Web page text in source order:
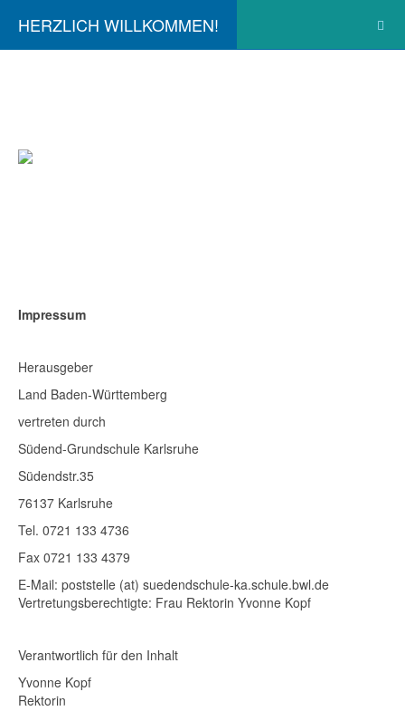
HERZLICH WILLKOMMEN!
Impressum
Herausgeber
Land Baden-Württemberg
vertreten durch
Südend-Grundschule Karlsruhe
Südendstr.35
76137 Karlsruhe
Tel. 0721 133 4736
Fax 0721 133 4379
E-Mail: poststelle (at) suedendschule-ka.schule.bwl.de
Vertretungsberechtigte: Frau Rektorin Yvonne Kopf
Verantwortlich für den Inhalt
Yvonne Kopf
Rektorin